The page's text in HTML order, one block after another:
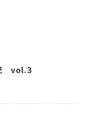
vol.3